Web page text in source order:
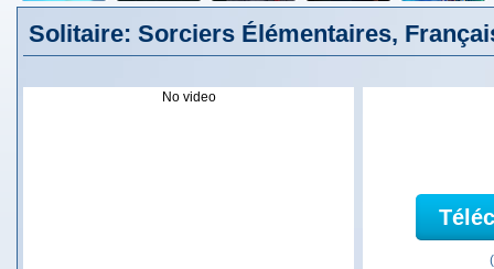
Solitaire: Sorciers Élémentaires,
No video